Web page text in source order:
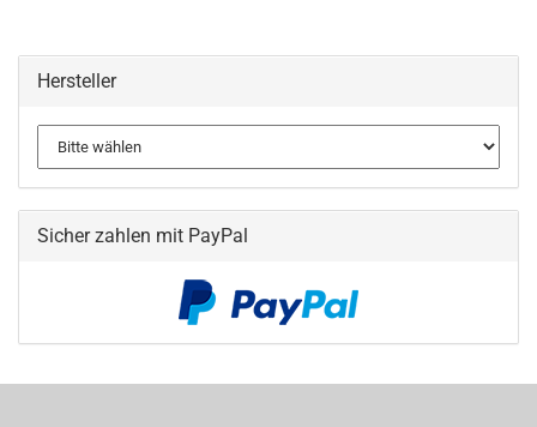
Hersteller
Sicher zahlen mit PayPal